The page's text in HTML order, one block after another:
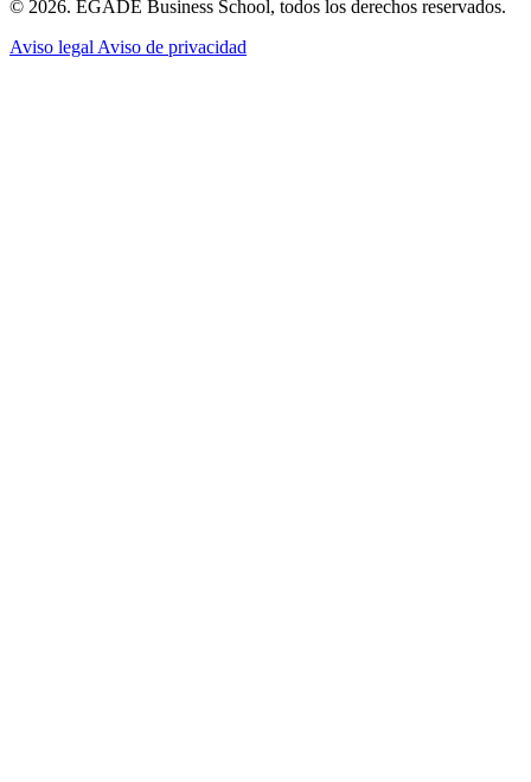
© 2026. EGADE Business School, todos los derechos reservados.
Aviso legal Aviso de privacidad